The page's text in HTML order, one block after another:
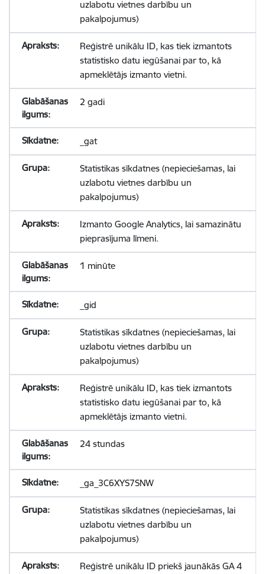
uzlabotu vietnes darbību un
pakalpojumus)
Reģistrē unikālu ID, kas tiek izmantots
statistisko datu iegūšanai par to, kā
apmeklētājs izmanto vietni.
2 gadi
_gat
Statistikas sīkdatnes (nepieciešamas, lai
uzlabotu vietnes darbību un
pakalpojumus)
Izmanto Google Analytics, lai samazinātu
pieprasījuma līmeni.
1 minūte
_gid
Statistikas sīkdatnes (nepieciešamas, lai
uzlabotu vietnes darbību un
pakalpojumus)
Reģistrē unikālu ID, kas tiek izmantots
statistisko datu iegūšanai par to, kā
apmeklētājs izmanto vietni.
24 stundas
_ga_3C6XYS7SNW
Statistikas sīkdatnes (nepieciešamas, lai
uzlabotu vietnes darbību un
pakalpojumus)
Reģistrē unikālu ID priekš jaunākās GA 4